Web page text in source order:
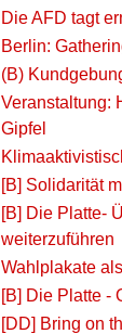
Die AFD tagt
Berlin:
(B)
Veranstaltung:
Gipfel
[B] Solidarität
[B] Die Platte-
weiterzuführen
Wahlplakate
[B] Die Platte -
[DD] Bring on